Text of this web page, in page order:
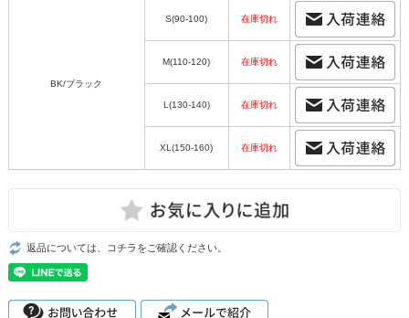
BK/ブラック
S(90-100) 在庫切れ
M(110-120) 在庫切れ
L(130-140) 在庫切れ
XL(150-160) 在庫切れ
返品については、コチラをご確認ください。